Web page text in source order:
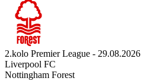
2.kolo Premier League - 29.08.2026
Liverpool FC
Nottingham Forest